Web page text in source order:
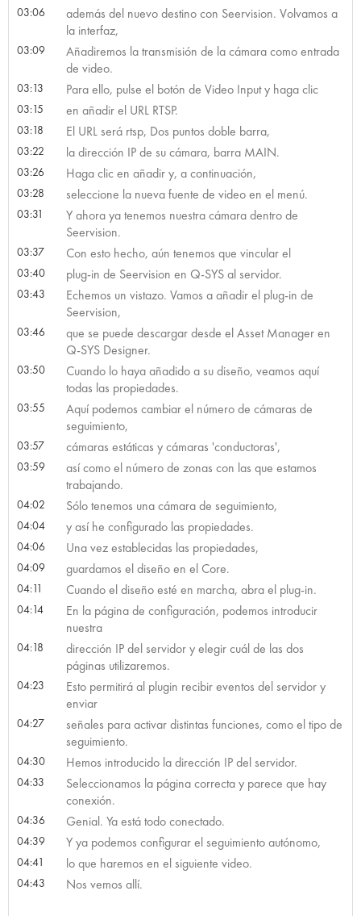
03:06
además del nuevo destino con Seervision. Volvamos a
la interfaz,
03:09
Añadiremos la transmisión de la cámara como entrada
de video.
03:13 Para ello, pulse el botón de Video Input y haga clic
03:15 en añadir el URL RTSP.
03:18 El URL será rtsp, Dos puntos doble barra,
03:22 la dirección IP de su cámara, barra MAIN.
03:26 Haga clic en añadir y, a continuación,
03:28 seleccione la nueva fuente de video en el menú.
03:31
Y ahora ya tenemos nuestra cámara dentro de
Seervision.
03:37 Con esto hecho, aún tenemos que vincular el
03:40 plug-in de Seervision en Q-SYS al servidor.
03:43
Echemos un vistazo. Vamos a añadir el plug-in de
Seervision,
03:46
que se puede descargar desde el Asset Manager en
Q-SYS Designer.
03:50
Cuando lo haya añadido a su diseño, veamos aquí
todas las propiedades.
03:55
Aquí podemos cambiar el número de cámaras de
seguimiento,
03:57 cámaras estáticas y cámaras 'conductoras',
03:59
así como el número de zonas con las que estamos
trabajando.
04:02 Sólo tenemos una cámara de seguimiento,
04:04 y así he configurado las propiedades.
04:06 Una vez establecidas las propiedades,
04:09 guardamos el diseño en el Core.
04:11 Cuando el diseño esté en marcha, abra el plug-in.
04:14
En la página de configuración, podemos introducir
nuestra
04:18
dirección IP del servidor y elegir cuál de las dos
páginas utilizaremos.
04:23
Esto permitirá al plugin recibir eventos del servidor y
enviar
04:27
señales para activar distintas funciones, como el tipo de
seguimiento.
04:30 Hemos introducido la dirección IP del servidor.
04:33
Seleccionamos la página correcta y parece que hay
conexión.
04:36 Genial. Ya está todo conectado.
04:39 Y ya podemos configurar el seguimiento autónomo,
04:41 lo que haremos en el siguiente video.
04:43 Nos vemos allí.